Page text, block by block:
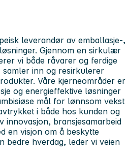
leverandør av emballasje-,
Gjennom en sirkulær
vi både råvarer og ferdige
samler inn og resirkulerer
Våre kjerneområder er
og energieffektive løsninger
mål for lønnsom vekst
i både hos kunden og
innovasjon, bransjesamarbeid
en visjon om å beskytte
bedre hverdag, leder vi veien